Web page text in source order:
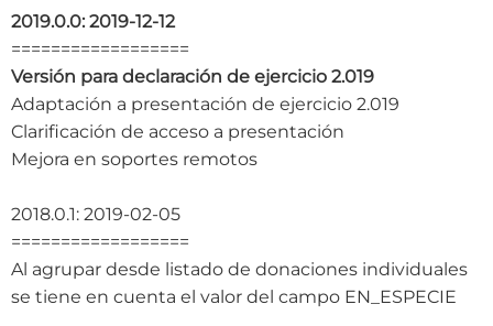
2019.0.0: 2019-12-12
==================
Versión para declaración de ejercicio 2.019
Adaptación a presentación de ejercicio 2.019
Clarificación de acceso a presentación
Mejora en soportes remotos
2018.0.1: 2019-02-05
==================
Al agrupar desde listado de donaciones individuales
se tiene en cuenta el valor del campo EN_ESPECIE